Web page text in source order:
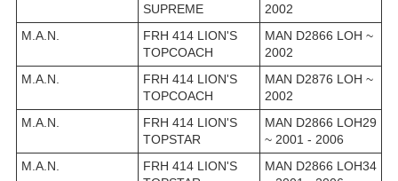
SUPREME
2002
M.A.N.
FRH 414 LION'S
TOPCOACH
MAN D2866 LOH ~
2002
M.A.N.
FRH 414 LION'S
TOPCOACH
MAN D2876 LOH ~
2002
M.A.N.
FRH 414 LION'S
TOPSTAR
MAN D2866 LOH29
~ 2001 - 2006
M.A.N.
FRH 414 LION'S
MAN D2866 LOH34